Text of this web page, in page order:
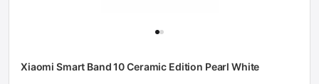
Xiaomi Smart Band 10 Ceramic Edition Pearl White